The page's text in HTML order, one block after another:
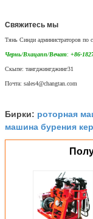
Свяжитесь мы
Тянь Синди администраторов по
Чернь/Вхацапп/Вечат: +86-
Скыпе: тангджингджинг31
Почта: sales4@changtan.com
Бирки: роторная
машина бурения